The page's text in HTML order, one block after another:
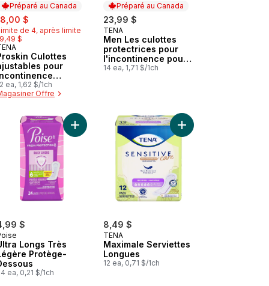
Préparé au Canada
$
de 4, après limite
$
au Canada
Culottes
pour
absorption
Moyen, 12
ea, 1,62 $/1ch
Offre
Préparé au Canada
23,99 $
Préparé au Canada
TENA
Men Les culottes
protectrices pour
l'incontinence pour
l'homme, Maximum
14 ea, 1,71 $/1ch
au panier
36" au panier
à usage unique 17" x 24" au panier
$
Longs Très
Protège-
ea, 0,21 $/1ch
8,49 $
TENA
Maximale Serviettes
Longues
12 ea, 0,71 $/1ch
Ajouter Maximale